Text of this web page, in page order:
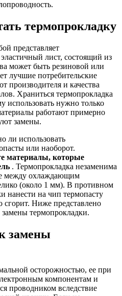
термопрокладку
представляет
лист, состоящий из
может быть резиновой или
лучшие потребительские
производителя и качества
Храниться термопрокладка
использовать нужно только
работают примерно
замены.
ли использовать
или наоборот.
материалы, которые
. Термопрокладка незаменима
между охлаждающим
(около 1 мм). В противном
нанести на чип термопасту
сгорит. Ниже представлено
термопрокладки.
замены
осторожностью, ее при
компонентам и
проводником вследствие